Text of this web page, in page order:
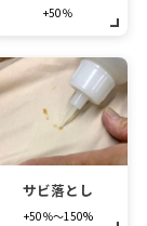
+50％
サビ落とし
+50％～150%